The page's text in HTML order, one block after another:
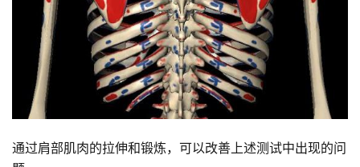
通过肩部肌肉的拉伸和锻炼，可以改善上述测试中出现的问